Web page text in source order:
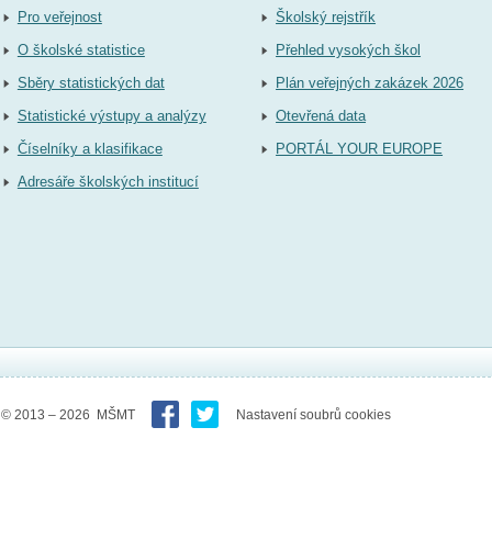
Pro veřejnost
O školské statistice
Sběry statistických dat
Statistické výstupy a analýzy
Číselníky a klasifikace
Adresáře školských institucí
Školský rejstřík
Přehled vysokých škol
Plán veřejných zakázek 2026
Otevřená data
PORTÁL YOUR EUROPE
© 2013 – 2026 MŠMT Nastavení soubrů cookies